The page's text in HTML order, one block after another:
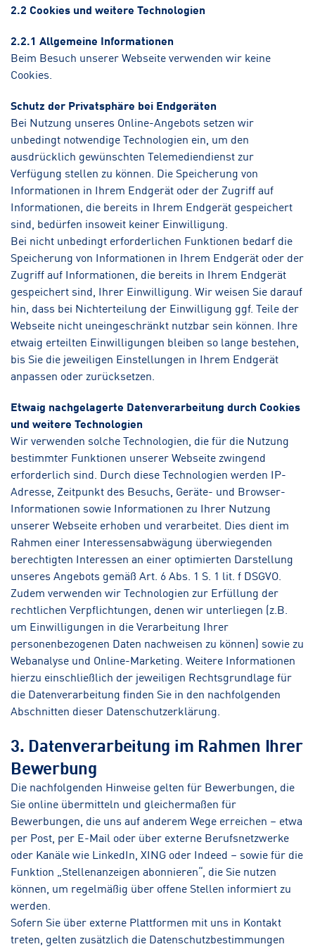
2.2 Cookies und weitere Technologien
2.2.1 Allgemeine Informationen
Beim Besuch unserer Webseite verwenden wir keine
Cookies.
Schutz der Privatsphäre bei Endgeräten
Bei Nutzung unseres Online-Angebots setzen wir
unbedingt notwendige Technologien ein, um den
ausdrücklich gewünschten Telemediendienst zur
Verfügung stellen zu können. Die Speicherung von
Informationen in Ihrem Endgerät oder der Zugriff auf
Informationen, die bereits in Ihrem Endgerät gespeichert
sind, bedürfen insoweit keiner Einwilligung.
Bei nicht unbedingt erforderlichen Funktionen bedarf die
Speicherung von Informationen in Ihrem Endgerät oder der
Zugriff auf Informationen, die bereits in Ihrem Endgerät
gespeichert sind, Ihrer Einwilligung. Wir weisen Sie darauf
hin, dass bei Nichterteilung der Einwilligung ggf. Teile der
Webseite nicht uneingeschränkt nutzbar sein können. Ihre
etwaig erteilten Einwilligungen bleiben so lange bestehen,
bis Sie die jeweiligen Einstellungen in Ihrem Endgerät
anpassen oder zurücksetzen.
Etwaig nachgelagerte Datenverarbeitung durch Cookies
und weitere Technologien
Wir verwenden solche Technologien, die für die Nutzung
bestimmter Funktionen unserer Webseite zwingend
erforderlich sind. Durch diese Technologien werden IP-
Adresse, Zeitpunkt des Besuchs, Geräte- und Browser-
Informationen sowie Informationen zu Ihrer Nutzung
unserer Webseite erhoben und verarbeitet. Dies dient im
Rahmen einer Interessensabwägung überwiegenden
berechtigten Interessen an einer optimierten Darstellung
unseres Angebots gemäß Art. 6 Abs. 1 S. 1 lit. f DSGVO.
Zudem verwenden wir Technologien zur Erfüllung der
rechtlichen Verpflichtungen, denen wir unterliegen (z.B.
um Einwilligungen in die Verarbeitung Ihrer
personenbezogenen Daten nachweisen zu können) sowie zu
Webanalyse und Online-Marketing. Weitere Informationen
hierzu einschließlich der jeweiligen Rechtsgrundlage für
die Datenverarbeitung finden Sie in den nachfolgenden
Abschnitten dieser Datenschutzerklärung.
3. Datenverarbeitung im Rahmen Ihrer
Bewerbung
Die nachfolgenden Hinweise gelten für Bewerbungen, die
Sie online übermitteln und gleichermaßen für
Bewerbungen, die uns auf anderem Wege erreichen – etwa
per Post, per E-Mail oder über externe Berufsnetzwerke
oder Kanäle wie LinkedIn, XING oder Indeed – sowie für die
Funktion „Stellenanzeigen abonnieren“, die Sie nutzen
können, um regelmäßig über offene Stellen informiert zu
werden.
Sofern Sie über externe Plattformen mit uns in Kontakt
treten, gelten zusätzlich die Datenschutzbestimmungen